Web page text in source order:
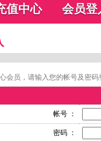
值中心 会员登
会员，请输入您的帐号及密
帐号 ：
密码 ：